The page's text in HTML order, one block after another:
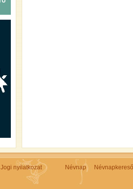
Jogi nyilatkozat Névnap Névnapkereső